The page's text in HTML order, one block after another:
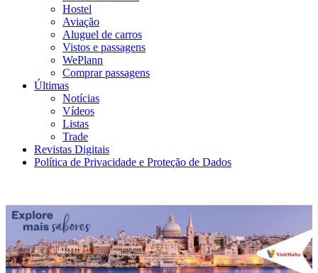
Hostel
Aviação
Aluguel de carros
Vistos e passagens
WePlann
Comprar passagens
Últimas
Notícias
Vídeos
Listas
Trade
Revistas Digitais
Política de Privacidade e Proteção de Dados